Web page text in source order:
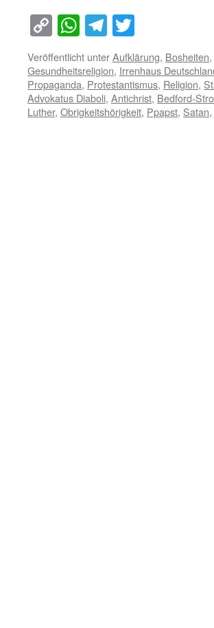
Copy
Link
WhatsApp
Telegram
Veröffentlicht unterAufklärung, Bosheiten,
Gesundheitsreligion, Irrenhaus
Propaganda, Protestantismus, Religion,
Advokatus Diaboli, Antichrist, Bedford-
Luther, Obrigkeitshörigkeit, Ppapst, Satan,